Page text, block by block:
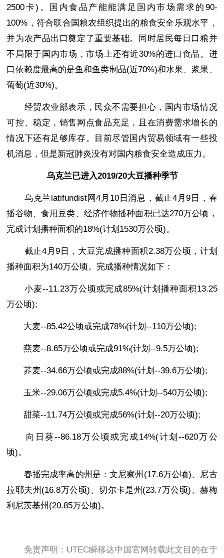
2500卡)。国内食品产能能满足国内市场需求的90-
100%，符合联合国粮农组织提出的粮食安全乐观水平，
并为农产品出口奠定了重要基础。同时居民每日口粮并
不局限于国内市场，市场上还有近30%的进口食品。进
口依赖度最高的是鱼和鱼类制品(近70%)和水果、浆果、
葡萄(近30%)。
经贸农业部表示，民众不需要担心，国内市场情况
可控、稳定，销售网点食品充足，且在消费需求增长的
情况下还有足够库存。目前尽管国内贸易领域有一些投
机消息，但是新冠肺炎没有对国内粮食安全造成压力。
乌克兰已进入2019/20大豆播种季节
乌克兰latifundist网4月10日消息，截止4月9日，春
播谷物、食用豆类、经济作物播种面积已达270万公顷，
完成计划播种面积的18%(计划1530万公顷)。
截止4月9日，大豆完成播种面积2.38万公顷，计划
播种面积为140万公顷。完成播种情况如下：
小麦--11.23万公顷或完成85%(计划播种面积13.25
万公顷);
大麦--85.42公顷或完成78%(计划--110万公顷);
燕麦--8.65万公顷或完成91%(计划--9.5万公顷);
荞麦--34.66万公顷或完成88%(计划--39.6万公顷);
玉米--29.06万公顷或完成5.4%(计划--540万公顷);
甜菜--11.74万公顷或完成56%(计划--20万公顷);
向日葵--86.18万公顷或完成14%(计划--620万公
顷)。
春播完成率高的州是：文尼察州(17.6万公顷)、尼古
拉耶夫州(16.8万公顷)、切尔卡是州(23.7万公顷)、赫梅
利尼茨基州(20.85万公顷)。
免责声明：UTEC瞬移达中国官网转载此文目的在于